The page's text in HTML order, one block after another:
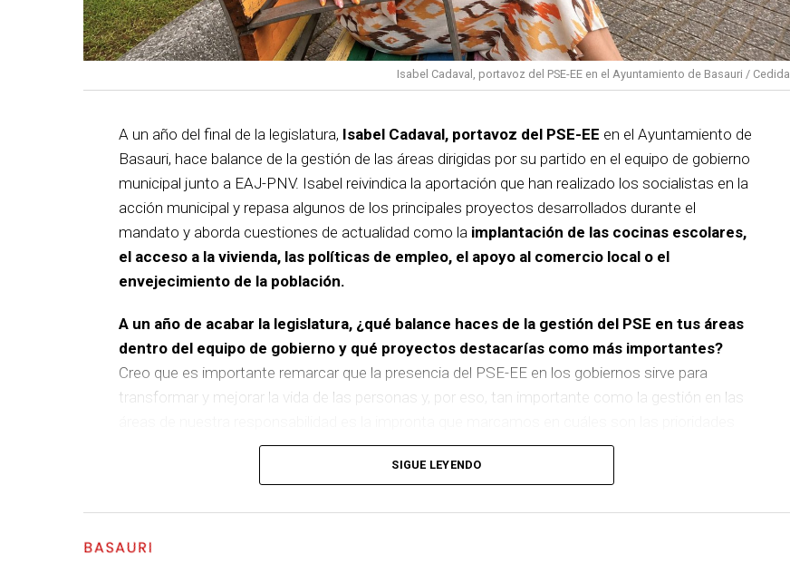
Isabel Cadaval, portavoz del PSE-EE en el Ayuntamiento de Basauri / Cedida
A un año del final de la legislatura, Isabel Cadaval, portavoz del PSE-EE en el Ayuntamiento de
Basauri, hace balance de la gestión de las áreas dirigidas por su partido en el equipo de gobierno
municipal junto a EAJ-PNV. Isabel reivindica la aportación que han realizado los socialistas en la
acción municipal y repasa algunos de los principales proyectos desarrollados durante el
mandato y aborda cuestiones de actualidad como la implantación de las cocinas escolares,
el acceso a la vivienda, las políticas de empleo, el apoyo al comercio local o el
envejecimiento de la población.
A un año de acabar la legislatura, ¿qué balance haces de la gestión del PSE en tus áreas
dentro del equipo de gobierno y qué proyectos destacarías como más importantes?
Creo que es importante remarcar que la presencia del PSE-EE en los gobiernos sirve para
transformar y mejorar la vida de las personas y, por eso, tan importante como la gestión en las
del equipo de gobierno.
En ese sentido, destacaría la construcción decinco ascensores para garantizar la accesibilidad
entre El Kalero y Basozelai. Es una actuación que transformará la movilidad y la accesibilidad de
los vecinos y vecinas de esa zona y que simboliza muy bien el Basauri por el que trabajamos:
SIGUE LEYENDO
BASAURI